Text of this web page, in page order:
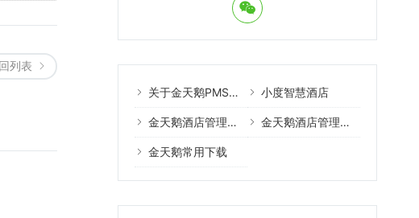
列表
关于金天鹅PMS酒店管理系统 小度智慧酒店
金天鹅酒店管理系统案例 金天鹅酒店管理系统教程
金天鹅常用下载